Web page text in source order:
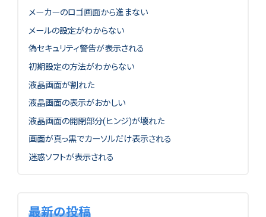
メーカーのロゴ画面から進まない
メールの設定がわからない
偽セキュリティ警告が表示される
初期設定の方法がわからない
液晶画面が割れた
液晶画面の表示がおかしい
液晶画面の開閉部分(ヒンジ)が壊れた
画面が真っ黒でカーソルだけ表示される
迷惑ソフトが表示される
最新の投稿